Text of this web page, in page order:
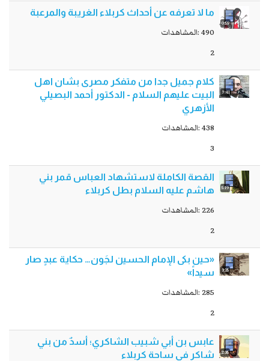
0:59
ما لا تعرفه عن أحداث كربلاء الغريبة والمرعبة
490 :المشاهدات
2
7:41
کلام جمیل جدا من متفکر مصری بشان اهل
البیت علیهم السلام - الدكتور أحمد البصيلي
الأزهري
438 :المشاهدات
3
5:19
القصة الكاملة لاستشهاد العباس قمر بني
هاشم عليه السلام بطل كربلاء
226 :المشاهدات
2
3:25
«حين بكى الإمام الحسين لجَون… حكاية عبدٍ صار
سيداً»
285 :المشاهدات
2
2:35
عابس بن أبي شبيب الشاكري؛ أسدٌ من بني
شاكر في ساحة كربلاء